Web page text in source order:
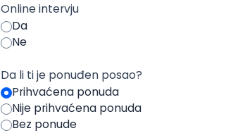
Online intervju
Da
Ne
Da li ti je ponuđen posao?
Prihvaćena ponuda
Nije prihvaćena ponuda
Bez ponude